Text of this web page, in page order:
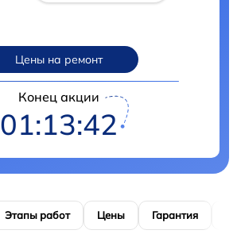
Цены на ремонт
Конец акции
01:13:41
Этапы работ Цены Гарантия